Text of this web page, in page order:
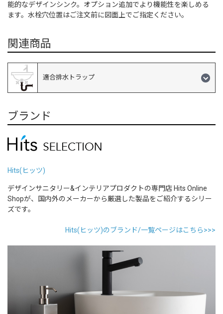
能的なデザインシンク。オプション追加でより機能性を楽しめる
ます。水栓穴位置はご注文前に図面上でご指定ください。
関連商品
適合排水トラップ
ブランド
Hits(ヒッツ)
デザインサニタリー&インテリアプロダクトの専門店 Hits Online
Shopが、国内外のメーカーから厳選した製品をご紹介するシリー
ズです。
Hits(ヒッツ)のブランド/一覧ページはこちら>>>